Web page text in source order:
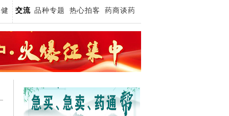
交流 品种专题 热心拍客 药商谈药